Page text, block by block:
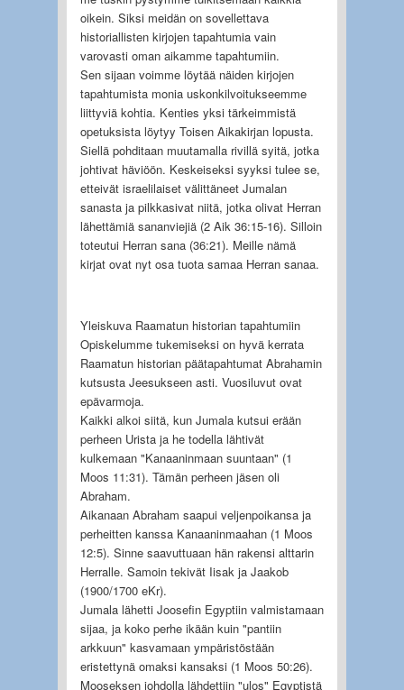
oikein. Siksi meidän on sovellettava
historiallisten kirjojen tapahtumia vain
varovasti oman aikamme tapahtumiin.
Sen sijaan voimme löytää näiden kirjojen
tapahtumista monia uskonkilvoitukseemme
liittyviä kohtia. Kenties yksi tärkeimmistä
opetuksista löytyy Toisen Aikakirjan lopusta.
Siellä pohditaan muutamalla rivillä syitä, jotka
johtivat häviöön. Keskeiseksi syyksi tulee se,
etteivät israelilaiset välittäneet Jumalan
sanasta ja pilkkasivat niitä, jotka olivat Herran
lähettämiä sananviejiä (2 Aik 36:15-16). Silloin
toteutui Herran sana (36:21). Meille nämä
kirjat ovat nyt osa tuota samaa Herran sanaa.
Yleiskuva Raamatun historian tapahtumiin
Opiskelumme tukemiseksi on hyvä kerrata
Raamatun historian päätapahtumat Abrahamin
kutsusta Jeesukseen asti. Vuosiluvut ovat
epävarmoja.
Kaikki alkoi siitä, kun Jumala kutsui erään
perheen Urista ja he todella lähtivät
kulkemaan "Kanaaninmaan suuntaan" (1
Moos 11:31). Tämän perheen jäsen oli
Abraham.
Aikanaan Abraham saapui veljenpoikansa ja
perheitten kanssa Kanaaninmaahan (1 Moos
12:5). Sinne saavuttuaan hän rakensi alttarin
Herralle. Samoin tekivät Iisak ja Jaakob
(1900/1700 eKr).
Jumala lähetti Joosefin Egyptiin valmistamaan
sijaa, ja koko perhe ikään kuin "pantiin
arkkuun" kasvamaan ympäristöstään
eristettynä omaksi kansaksi (1 Moos 50:26).
Mooseksen johdolla lähdettiin "ulos" Egyptistä